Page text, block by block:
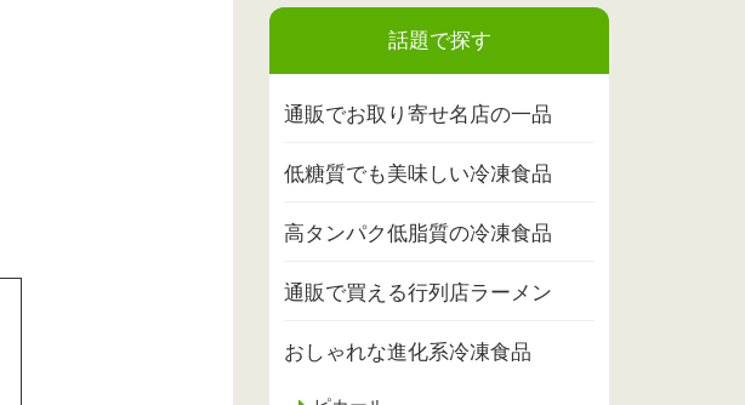
話題で探す
通販でお取り寄せ名店の一品
低糖質でも美味しい冷凍食品
高タンパク低脂質の冷凍食品
通販で買える行列店ラーメン
おしゃれな進化系冷凍食品